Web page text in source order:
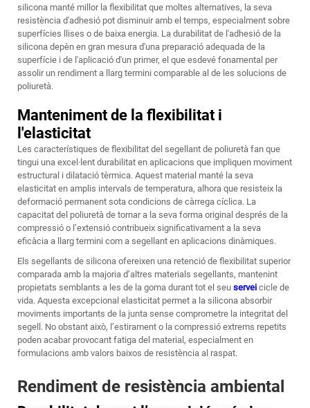
silicona manté millor la flexibilitat que moltes alternatives, la seva
resistència d'adhesió pot disminuir amb el temps, especialment sobre
superfícies llises o de baixa energia. La durabilitat de l'adhesió de la
silicona depèn en gran mesura d'una preparació adequada de la
superfície i de l'aplicació d'un primer, el que esdevé fonamental per
assolir un rendiment a llarg termini comparable al de les solucions de
poliuretà.
Manteniment de la flexibilitat i
l'elasticitat
Les característiques de flexibilitat del segellant de poliuretà fan que
tingui una excel·lent durabilitat en aplicacions que impliquen moviment
estructural i dilatació tèrmica. Aquest material manté la seva
elasticitat en amplis intervals de temperatura, alhora que resisteix la
deformació permanent sota condicions de càrrega cíclica. La
capacitat del poliuretà de tornar a la seva forma original després de la
compressió o l’extensió contribueix significativament a la seva
eficàcia a llarg termini com a segellant en aplicacions dinàmiques.
Els segellants de silicona ofereixen una retenció de flexibilitat superior
comparada amb la majoria d’altres materials segellants, mantenint
propietats semblants a les de la goma durant tot el seu servei cicle de
vida. Aquesta excepcional elasticitat permet a la silicona absorbir
moviments importants de la junta sense comprometre la integritat del
segell. No obstant això, l’estirament o la compressió extrems repetits
poden acabar provocant fatiga del material, especialment en
formulacions amb valors baixos de resistència al raspat.
Rendiment de resistència ambiental